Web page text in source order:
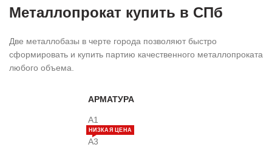
Металлопрокат купить в СПб
Две металлобазы в черте города позволяют быстро
сформировать и купить партию качественного металлопроката
любого объема.
АРМАТУРА
А1
А3
НИЗКАЯ ЦЕНА